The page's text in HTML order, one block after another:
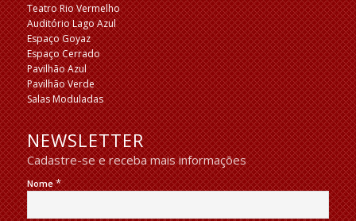
Teatro Rio Vermelho
Auditório Lago Azul
Espaço Goyaz
Espaço Cerrado
Pavilhão Azul
Pavilhão Verde
Salas Moduladas
NEWSLETTER
Cadastre-se e receba mais informações
Nome*